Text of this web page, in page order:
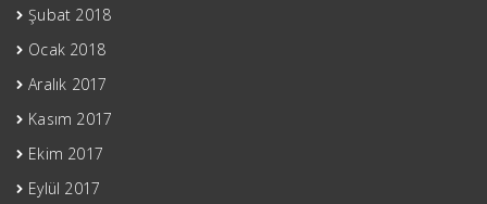
Şubat 2018
Ocak 2018
Aralık 2017
Kasım 2017
Ekim 2017
Eylül 2017